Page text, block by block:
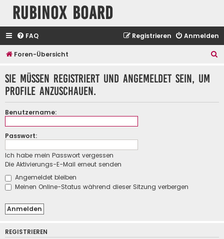
Rubinox Board
FAQ Anmelden
Registrieren
Foren-Übersicht
Sie müssen registriert und angemeldet sein, um
Profile anzuschauen.
Benutzername:
Passwort:
Ich habe mein Passwort vergessen
Die Aktivierungs-E-Mail erneut senden
Angemeldet bleiben
Meinen Online-Status während dieser Sitzung verbergen
REGISTRIEREN